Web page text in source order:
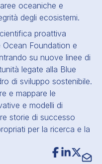
oceaniche e
degli ecosistemi.
proattiva
Ocean Foundation e
su nuove linee di
legate alla Blue
di sviluppo sostenibile.
e mappare le
e modelli di
storie di successo
per la ricerca e la